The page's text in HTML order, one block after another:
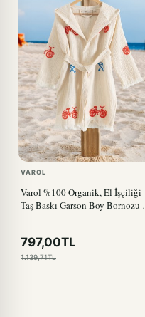
VAROL
Varol %100 Organik, El İşçiliği
Taş Baskı Garson Boy Bornozu -
797,00TL
1.139,71TL